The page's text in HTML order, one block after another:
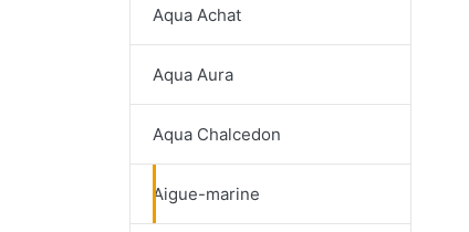
Aqua Achat
Aqua Aura
Aqua Chalcedon
Aigue-marine